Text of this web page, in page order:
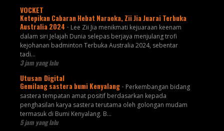
VOCKET
Ketepikan Cabaran Hebat Naraoka, Zii Jia Juarai Terbuka
Australia 2024 - Lee Zii Jia menikmati kejuaraan keenam
dalam siri Jelajah Dunia selepas berjaya menjulang trofi
kejohanan badminton Terbuka Australia 2024, sebentar
tadi...
3 jam yang lalu
Utusan Digital
Gemilang sastera bumi Kenyalang - Perkembangan bidang
sastera tempatan amat positif berdasarkan kepada
penghasilan karya sastera terutama oleh golongan mudam
termasuk di Bumi Kenyalang. B...
5 jam yang lalu